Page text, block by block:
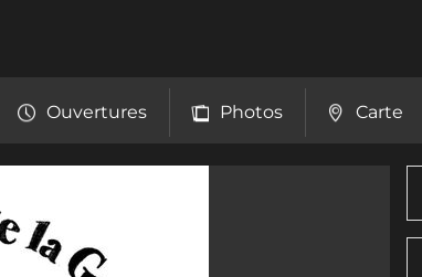
Ouvertures Photos Carte